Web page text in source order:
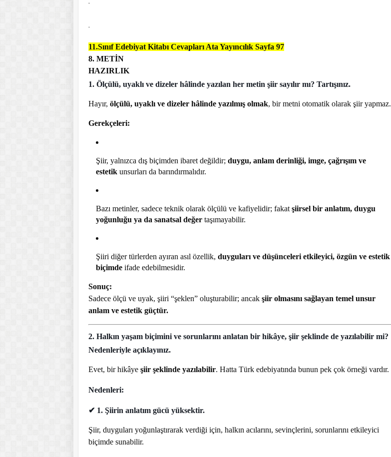
.
11.Sınıf Edebiyat Kitabı Cevapları Ata Yayıncılık Sayfa 97
8. METİN
HAZIRLIK
1. Ölçülü, uyaklı ve dizeler hâlinde yazılan her metin şiir sayılır mı? Tartışınız.
Hayır, ölçülü, uyaklı ve dizeler hâlinde yazılmış olmak, bir metni otomatik olarak şiir yapmaz.
Gerekçeleri:
Şiir, yalnızca dış biçimden ibaret değildir; duygu, anlam derinliği, imge, çağrışım ve
estetik unsurları da barındırmalıdır.
Bazı metinler, sadece teknik olarak ölçülü ve kafiyelidir; fakat şiirsel bir anlatım, duygu
yoğunluğu ya da sanatsal değer taşımayabilir.
Şiiri diğer türlerden ayıran asıl özellik, duyguları ve düşünceleri etkileyici, özgün ve estetik
biçimde ifade edebilmesidir.
Sonuç:
Sadece ölçü ve uyak, şiiri “şeklen” oluşturabilir; ancak şiir olmasını sağlayan temel unsur
anlam ve estetik güçtür.
2. Halkın yaşam biçimini ve sorunlarını anlatan bir hikâye, şiir şeklinde de yazılabilir mi?
Nedenleriyle açıklayınız.
Evet, bir hikâye şiir şeklinde yazılabilir. Hatta Türk edebiyatında bunun pek çok örneği vardır.
Nedenleri:
✔ 1. Şiirin anlatım gücü yüksektir.
Şiir, duyguları yoğunlaştırarak verdiği için, halkın acılarını, sevinçlerini, sorunlarını etkileyici
biçimde sunabilir.